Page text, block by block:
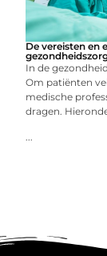
De vereisten en
In de
Om patiënten
medische
dragen.
...